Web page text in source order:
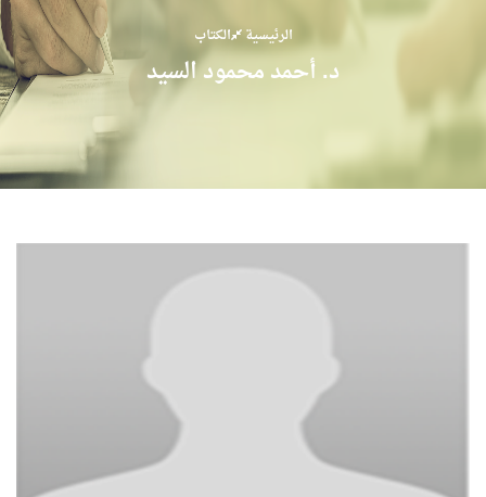
الرئيسية الكتاب
د. أحمد محمود السيد